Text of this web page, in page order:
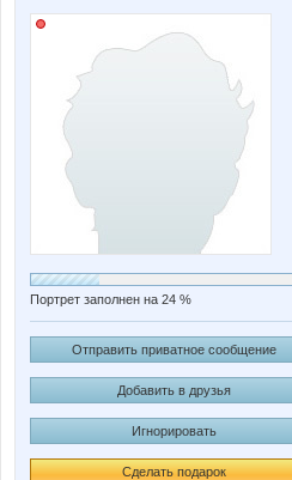
Портрет заполнен на 24 %
Отправить приватное сообщение
Добавить в друзья
Игнорировать
Сделать подарок